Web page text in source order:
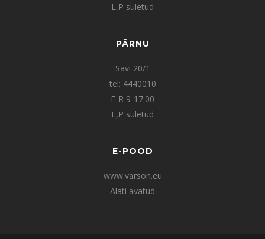
L,P suletud
PÄRNU
Savi 20/1
tel: 4440010
E-R 9-17.00
L,P suletud
E-POOD
www.varson.eu
Alati avatud